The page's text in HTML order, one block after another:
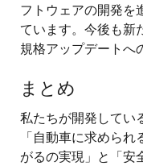
フトウェアの開発を
ています。今後も新
規格アップデートへ
まとめ
私たちが開発してい
「自動車に求めら
がるの実現」と「安